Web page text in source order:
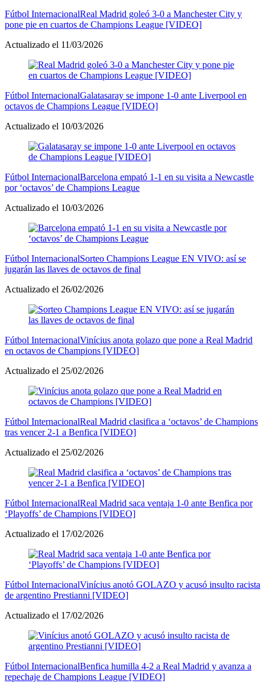
Fútbol InternacionalReal Madrid goleó 3-0 a Manchester City y
pone pie en cuartos de Champions League [VIDEO]
Actualizado el 11/03/2026
Fútbol InternacionalGalatasaray se impone 1-0 ante Liverpool en
octavos de Champions League [VIDEO]
Actualizado el 10/03/2026
Fútbol InternacionalBarcelona empató 1-1 en su visita a Newcastle
por ‘octavos’ de Champions League
Actualizado el 10/03/2026
Fútbol InternacionalSorteo Champions League EN VIVO: así se
jugarán las llaves de octavos de final
Actualizado el 26/02/2026
Fútbol InternacionalVinícius anota golazo que pone a Real Madrid
en octavos de Champions [VIDEO]
Actualizado el 25/02/2026
Fútbol InternacionalReal Madrid clasifica a ‘octavos’ de Champions
tras vencer 2-1 a Benfica [VIDEO]
Actualizado el 25/02/2026
Fútbol InternacionalReal Madrid saca ventaja 1-0 ante Benfica por
‘Playoffs’ de Champions [VIDEO]
Actualizado el 17/02/2026
Fútbol InternacionalVinícius anotó GOLAZO y acusó insulto racista
de argentino Prestianni [VIDEO]
Actualizado el 17/02/2026
Fútbol InternacionalBenfica humilla 4-2 a Real Madrid y avanza a
repechaje de Champions League [VIDEO]